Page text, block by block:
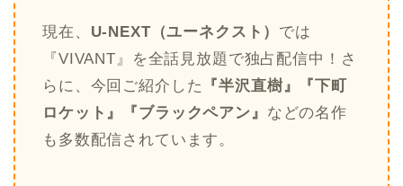
現在、 U-NEXT（ユーネクスト） では
『VIVANT』を全話見放題で独占配信中！さ
らに、今回ご紹介した
『半沢直樹』『下町
ロケット』『ブラックペアン』 などの名作
も多数配信されています。